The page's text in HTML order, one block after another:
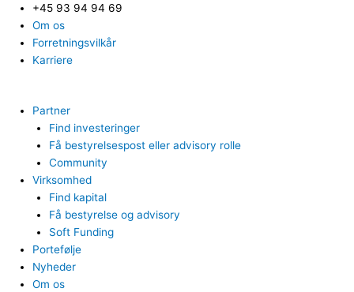
+45 93 94 94 69
Om os
Forretningsvilkår
Karriere
Partner
Find investeringer
Få bestyrelsespost eller advisory rolle
Community
Virksomhed
Find kapital
Få bestyrelse og advisory
Soft Funding
Portefølje
Nyheder
Om os